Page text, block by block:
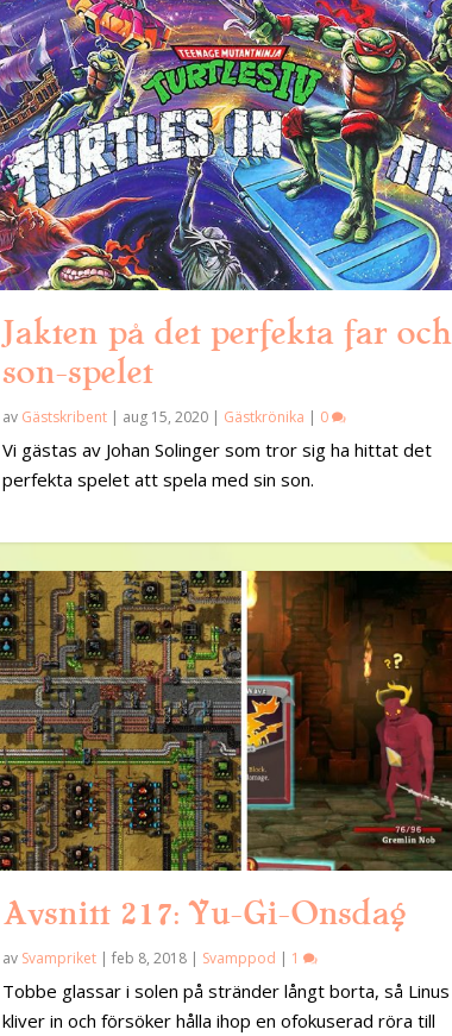
Jakten på det perfekta far och
son-spelet
av Gästskribent| aug 15, 2020| Gästkrönika | 0
Vi gästas av Johan Solinger som tror sig ha hittat det
perfekta spelet att spela med sin son.
Avsnitt 217: Yu-Gi-Onsdag
av Svampriket| feb 8, 2018| Svamppod | 1
Tobbe glassar i solen på stränder långt borta, så Linus
kliver in och försöker hålla ihop en ofokuserad röra till